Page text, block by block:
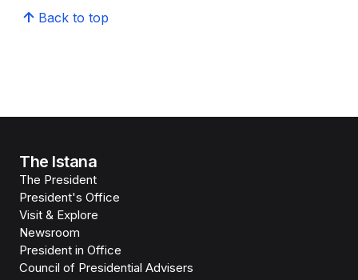
Back to top
The Istana
The President
President's Office
Visit & Explore
Newsroom
President in Office
Council of Presidential Advisers